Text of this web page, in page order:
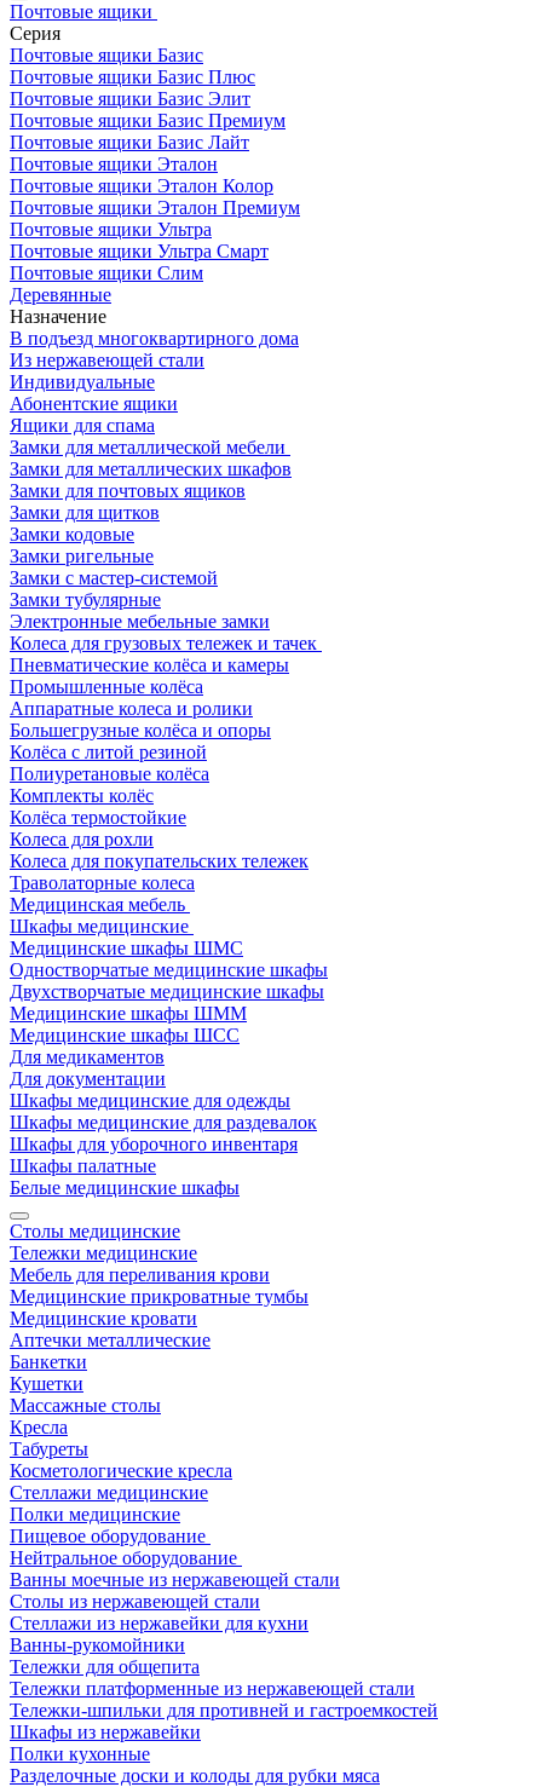
Почтовые ящики
Серия
Почтовые ящики Базис
Почтовые ящики Базис Плюс
Почтовые ящики Базис Элит
Почтовые ящики Базис Премиум
Почтовые ящики Базис Лайт
Почтовые ящики Эталон
Почтовые ящики Эталон Колор
Почтовые ящики Эталон Премиум
Почтовые ящики Ультра
Почтовые ящики Ультра Смарт
Почтовые ящики Слим
Деревянные
Назначение
В подъезд многоквартирного дома
Из нержавеющей стали
Индивидуальные
Абонентские ящики
Ящики для спама
Замки для металлической мебели
Замки для металлических шкафов
Замки для почтовых ящиков
Замки для щитков
Замки кодовые
Замки ригельные
Замки с мастер-системой
Замки тубулярные
Электронные мебельные замки
Колеса для грузовых тележек и тачек
Пневматические колёса и камеры
Промышленные колёса
Аппаратные колеса и ролики
Большегрузные колёса и опоры
Колёса с литой резиной
Полиуретановые колёса
Комплекты колёс
Колёса термостойкие
Колеса для рохли
Колеса для покупательских тележек
Траволаторные колеса
Медицинская мебель
Шкафы медицинские
Медицинские шкафы ШМС
Одностворчатые медицинские шкафы
Двухстворчатые медицинские шкафы
Медицинские шкафы ШММ
Медицинские шкафы ШСС
Для медикаментов
Для документации
Шкафы медицинские для одежды
Шкафы медицинские для раздевалок
Шкафы для уборочного инвентаря
Шкафы палатные
Белые медицинские шкафы
Столы медицинские
Тележки медицинские
Мебель для переливания крови
Медицинские прикроватные тумбы
Медицинские кровати
Аптечки металлические
Банкетки
Кушетки
Массажные столы
Кресла
Табуреты
Косметологические кресла
Стеллажи медицинские
Полки медицинские
Пищевое оборудование
Нейтральное оборудование
Ванны моечные из нержавеющей стали
Столы из нержавеющей стали
Стеллажи из нержавейки для кухни
Ванны-рукомойники
Тележки для общепита
Тележки платформенные из нержавеющей стали
Тележки-шпильки для противней и гастроемкостей
Шкафы из нержавейки
Полки кухонные
Разделочные доски и колоды для рубки мяса